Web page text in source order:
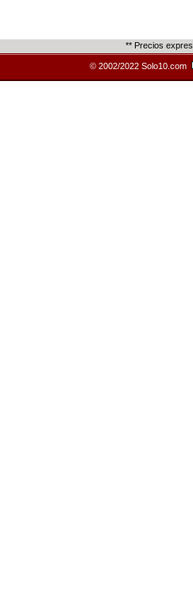
** Precios
© 2002/2022 Solo10.com